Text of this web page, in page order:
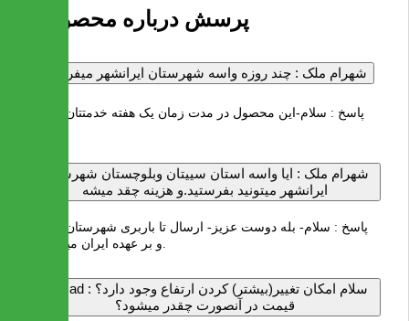
4 پرسش درباره محصول
شهرام ملک : چند روزه واسه شهرستان ایرانشهر میفرستین
پاسخ : سلام-این محصول در مدت زمان یک هفته خدمتتان ارسال
شهرام ملک : ایا واسه استان سییتان وبلوچستان شهرستان
ایرانشهر میتونید بفرستید.و هزینه چقد میشه
پاسخ : سلام- بله دوست عزیز- ارسال تا باربری شهرستان رایگان
Ahmad : سلام امکان تغییر(بیشتر) کردن ارتفاع وجود دارد؟
قیمت در آنصورت چقدر میشود؟